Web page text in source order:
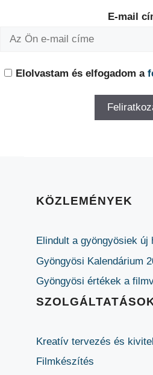
E-mail
Elolvastam és elfogadom a
KÖZLEMÉNYEK
Elindult a gyöngyösiek új
Gyöngyösi Kalendárium
Gyöngyösi értékek a
Kreatív tervezés és
Filmkészítés